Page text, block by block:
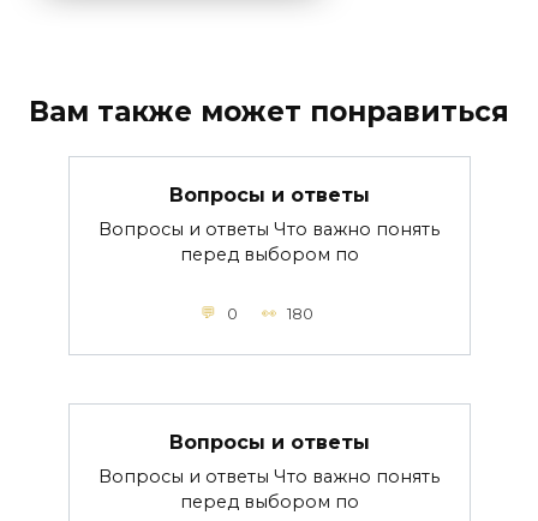
Вам также может понравиться
Вопросы и ответы
Вопросы и ответы Что важно понять
перед выбором по
0 180
Вопросы и ответы
Вопросы и ответы Что важно понять
перед выбором по